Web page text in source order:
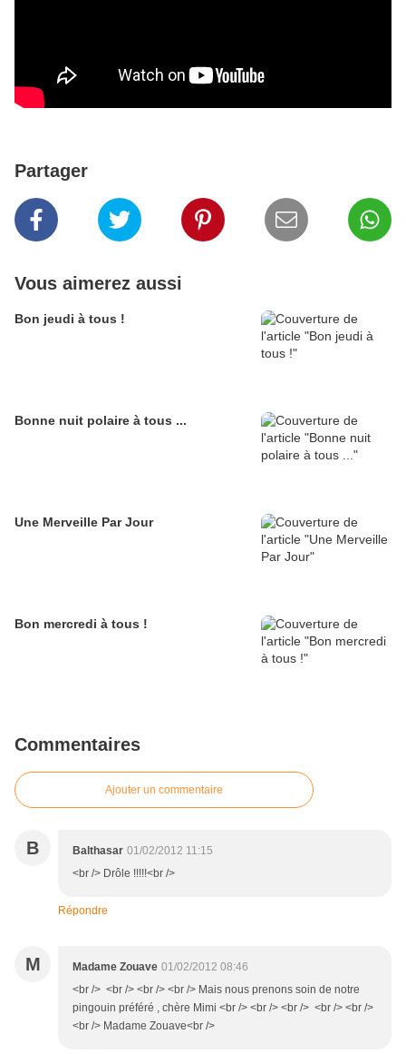
Partager
Vous aimerez aussi
Bon jeudi à tous !
Bonne nuit polaire à tous ...
Une Merveille Par Jour
Bon mercredi à tous !
Commentaires
Ajouter un commentaire
B Balthasar 01/02/2012 11:15
<br /> Drôle !!!!!<br />
Répondre
M Madame Zouave 01/02/2012 08:46
<br /> <br /> <br /> <br /> Mais nous prenons soin de notre
pingouin préféré , chère Mimi <br /> <br /> <br /> <br /> <br />
<br /> Madame Zouave<br />